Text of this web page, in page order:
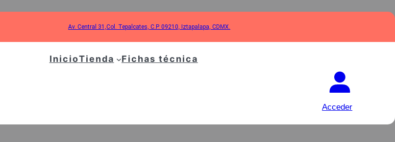
Av. Central 31,Col. Tepalcates, C.P. 09210, Iztapalapa, CDMX.
InicioTienda Fichas técnica
Acceder
PLANTA DE LUZ 220V